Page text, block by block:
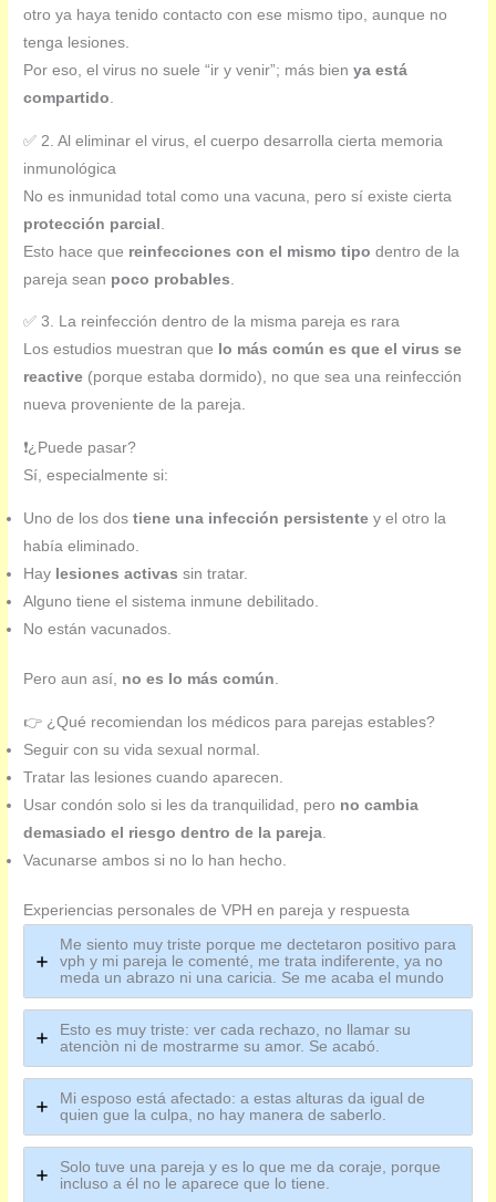
otro ya haya tenido contacto con ese mismo tipo, aunque no
tenga lesiones.
Por eso, el virus no suele “ir y venir”; más bienya está
compartido.
✅ 2. Al eliminar el virus, el cuerpo desarrolla cierta memoria
inmunológica
No es inmunidad total como una vacuna, pero sí existe cierta
protección parcial
Esto hace que reinfecciones con el mismo tipo dentro de la
pareja sean poco probables
✅ 3. La reinfección dentro de la misma pareja es rara
Los estudios muestran que lo más común es que el virus se
reactive (porque estaba dormido), no que sea una reinfección
nueva proveniente de la pareja.
❗¿Puede pasar?
Sí, especialmente si:
Uno de los dostiene una infección persistente y el otro la
había eliminado.
Hay lesiones activas sin tratar.
Alguno tiene el sistema inmune debilitado.
No están vacunados.
Pero aun así, no es lo más común.
👉 ¿Qué recomiendan los médicos para parejas estables?
Seguir con su vida sexual normal.
Tratar las lesiones cuando aparecen.
Usar condón solo si les da tranquilidad, pero no cambia
demasiado el riesgo dentro de la pareja
Vacunarse ambos si no lo han hecho.
Experiencias personales de VPH en pareja y respuesta
Me siento muy triste porque me dectetaron positivo para
vph y mi pareja le comenté, me trata indiferente, ya no
meda un abrazo ni una caricia. Se me acaba el mundo
Esto es muy triste: ver cada rechazo, no llamar su
atenciòn ni de mostrarme su amor. Se acabó.
Mi esposo está afectado: a estas alturas da igual de
quien gue la culpa, no hay manera de saberlo.
Solo tuve una pareja y es lo que me da coraje, porque
incluso a él no le aparece que lo tiene.